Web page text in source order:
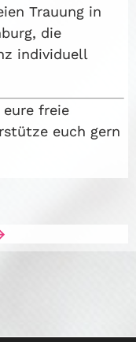
Trauung in
die
individuell
freie
euch gern